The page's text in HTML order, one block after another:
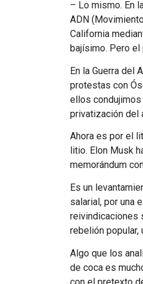
– Lo mismo. En
ADN
California
bajísimo. Pero el
En la Guerra del
protestas con
ellos condujimos
privatización del
Ahora es por el
litio. Elon Musk
memorándum
Es un
salarial, por una
reivindicaciones
rebelión
Algo que los
de coca es